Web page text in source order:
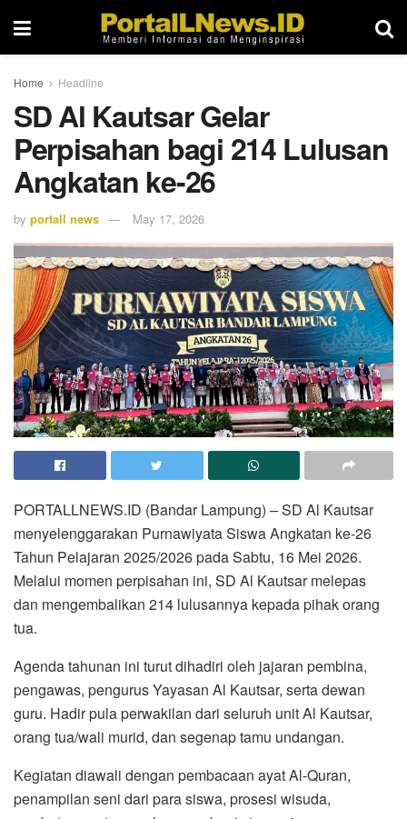
Home Headline
SD Al Kautsar Gelar
Perpisahan bagi 214 Lulusan
Angkatan ke-26
by portall news May 17, 2026
PORTALLNEWS.ID (Bandar Lampung) – SD Al Kautsar
menyelenggarakan Purnawiyata Siswa Angkatan ke-26
Tahun Pelajaran 2025/2026 pada Sabtu, 16 Mei 2026.
Melalui momen perpisahan ini, SD Al Kautsar melepas
dan mengembalikan 214 lulusannya kepada pihak orang
tua.
Agenda tahunan ini turut dihadiri oleh jajaran pembina,
pengawas, pengurus Yayasan Al Kautsar, serta dewan
guru. Hadir pula perwakilan dari seluruh unit Al Kautsar,
orang tua/wali murid, dan segenap tamu undangan.
Kegiatan diawali dengan pembacaan ayat Al-Quran,
penampilan seni dari para siswa, prosesi wisuda,